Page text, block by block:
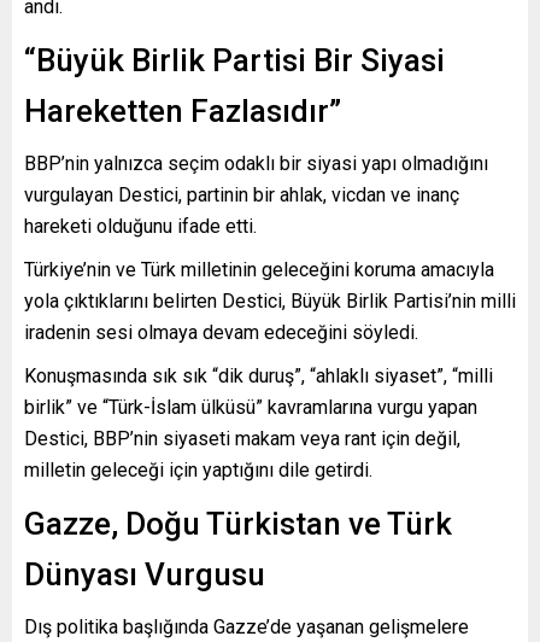
andı.
“Büyük Birlik Partisi Bir Siyasi
Hareketten Fazlasıdır”
BBP’nin yalnızca seçim odaklı bir siyasi yapı olmadığını
vurgulayan Destici, partinin bir ahlak, vicdan ve inanç
hareketi olduğunu ifade etti.
Türkiye’nin ve Türk milletinin geleceğini koruma amacıyla
yola çıktıklarını belirten Destici, Büyük Birlik Partisi’nin milli
iradenin sesi olmaya devam edeceğini söyledi.
Konuşmasında sık sık “dik duruş”, “ahlaklı siyaset”, “milli
birlik” ve “Türk-İslam ülküsü” kavramlarına vurgu yapan
Destici, BBP’nin siyaseti makam veya rant için değil,
milletin geleceği için yaptığını dile getirdi.
Gazze, Doğu Türkistan ve Türk
Dünyası Vurgusu
Dış politika başlığında Gazze’de yaşanan gelişmelere